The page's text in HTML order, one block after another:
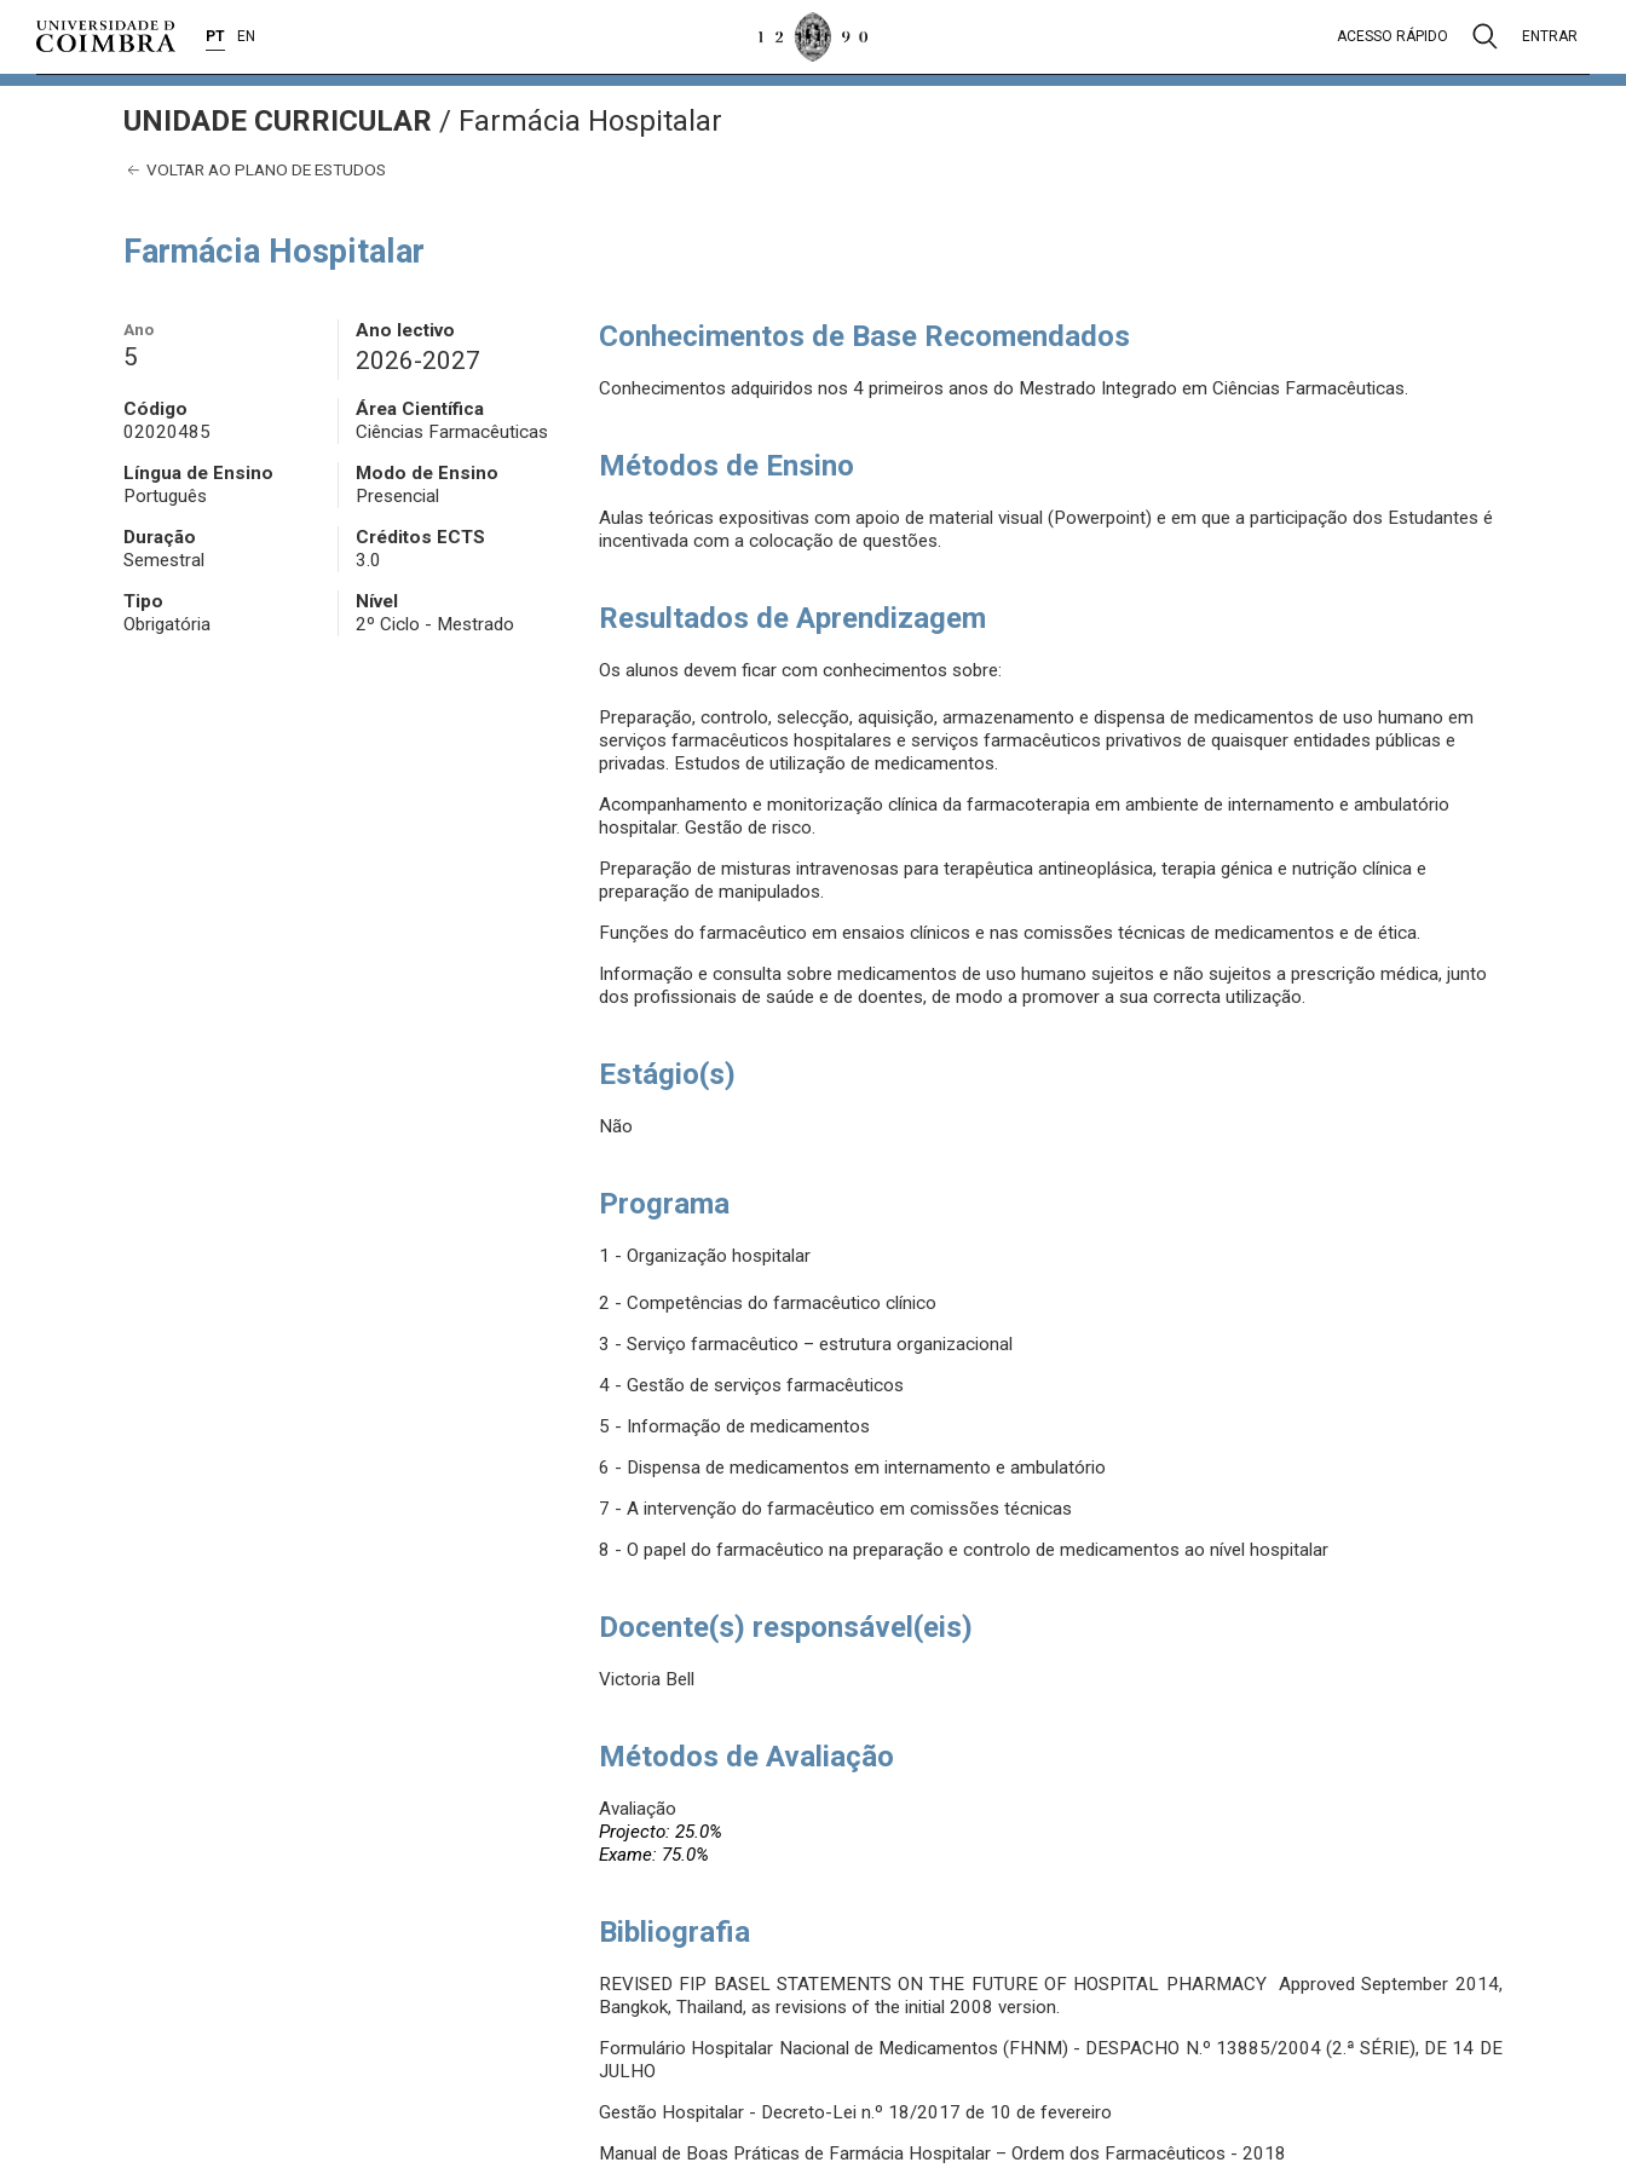
PT EN ACESSO RÁPIDO ENTRAR
UNIDADE CURRICULAR / Farmácia Hospitalar
VOLTAR AO PLANO DE ESTUDOS
Farmácia Hospitalar
Ano
5
Ano lectivo
2026-2027
Código
02020485
Área Científica
Ciências Farmacêuticas
Língua de Ensino
Português
Modo de Ensino
Presencial
Duração
Semestral
Créditos ECTS
3.0
Tipo
Obrigatória
Nível
2º Ciclo - Mestrado
Conhecimentos de Base Recomendados
Conhecimentos adquiridos nos 4 primeiros anos do Mestrado Integrado em Ciências Farmacêuticas.
Métodos de Ensino
Aulas teóricas expositivas com apoio de material visual (Powerpoint) e em que a participação dos Estudantes é
incentivada com a colocação de questões.
Resultados de Aprendizagem
Os alunos devem ficar com conhecimentos sobre:
Preparação, controlo, selecção, aquisição, armazenamento e dispensa de medicamentos de uso humano em
serviços farmacêuticos hospitalares e serviços farmacêuticos privativos de quaisquer entidades públicas e
privadas. Estudos de utilização de medicamentos.
Acompanhamento e monitorização clínica da farmacoterapia em ambiente de internamento e ambulatório
hospitalar. Gestão de risco.
Preparação de misturas intravenosas para terapêutica antineoplásica, terapia génica e nutrição clínica e
preparação de manipulados.
Funções do farmacêutico em ensaios clínicos e nas comissões técnicas de medicamentos e de ética.
Informação e consulta sobre medicamentos de uso humano sujeitos e não sujeitos a prescrição médica, junto
dos profissionais de saúde e de doentes, de modo a promover a sua correcta utilização.
Estágio(s)
Não
Programa
1 - Organização hospitalar
2 - Competências do farmacêutico clínico
3 - Serviço farmacêutico – estrutura organizacional
4 - Gestão de serviços farmacêuticos
5 - Informação de medicamentos
6 - Dispensa de medicamentos em internamento e ambulatório
7 - A intervenção do farmacêutico em comissões técnicas
8 - O papel do farmacêutico na preparação e controlo de medicamentos ao nível hospitalar
Docente(s) responsável(eis)
Victoria Bell
Métodos de Avaliação
Avaliação
Projecto: 25.0%
Exame: 75.0%
Bibliografia
REVISED FIP BASEL STATEMENTS ON THE FUTURE OF HOSPITAL PHARMACY Approved September 2014,
Bangkok, Thailand, as revisions of the initial 2008 version.
Formulário Hospitalar Nacional de Medicamentos (FHNM) - DESPACHO N.º 13885/2004 (2.ª SÉRIE), DE 14 DE
JULHO
Gestão Hospitalar - Decreto-Lei n.º 18/2017 de 10 de fevereiro
Manual de Boas Práticas de Farmácia Hospitalar – Ordem dos Farmacêuticos - 2018